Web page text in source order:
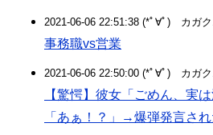
2021-06-06 22:51:38 (*ﾟ∀ﾟ)ゞカガ
事務職vs営業
2021-06-06 22:50:00 (*ﾟ∀ﾟ)ゞカガ
【驚愕】彼女「ごめん、実
「あぁ！？」→爆弾発言さ